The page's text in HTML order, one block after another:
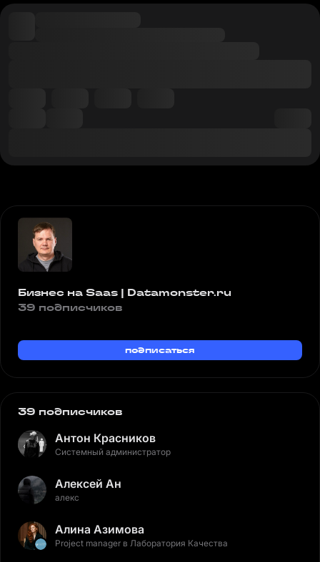
Бизнес на Saas | Datamonster.ru
39 подписчиков
подписаться
39 подписчиков
Антон Красников
Системный администратор
Алексей Ан
алекс
Алина Азимова
Project manager в Лаборатория Качества